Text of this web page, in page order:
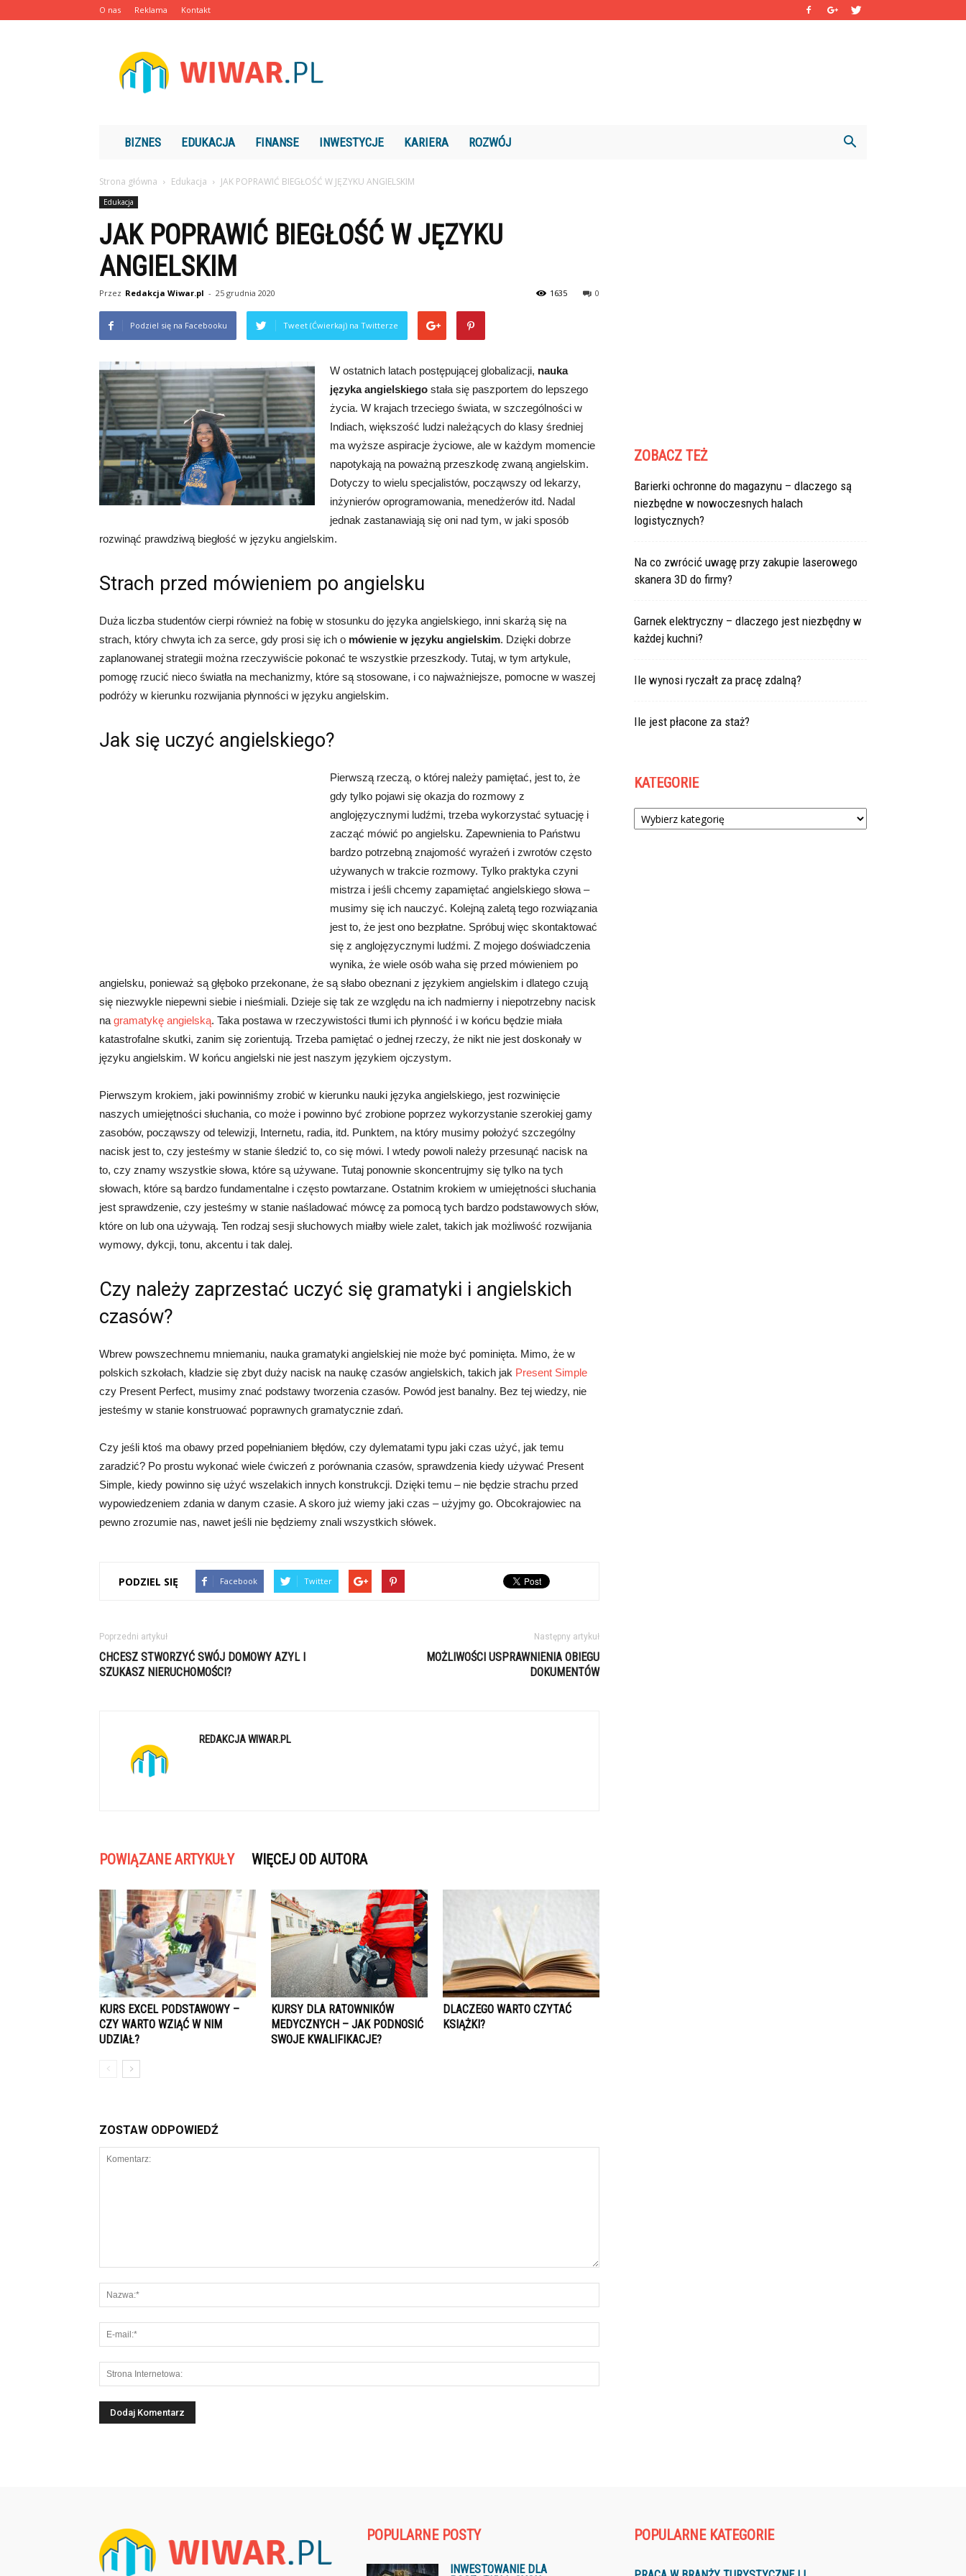
O nas Reklama Kontakt
BIZNES EDUKACJA FINANSE INWESTYCJE KARIERA ROZWÓJ
Strona główna Edukacja JAK POPRAWIĆ BIEGŁOŚĆ W JĘZYKU ANGIELSKIM
Edukacja
JAK POPRAWIĆ BIEGŁOŚĆ W JĘZYKU
ANGIELSKIM
Przez Redakcja Wiwar.pl - 25 grudnia 2020 0
1635
Podziel się na Facebooku Tweet (Ćwierkaj) na Twitterze
W ostatnich latach postępującej globalizacji, nauka
języka angielskiego stała się paszportem do lepszego
życia. W krajach trzeciego świata, w szczególności w
Indiach, większość ludzi należących do klasy średniej
ma wyższe aspiracje życiowe, ale w każdym momencie
napotykają na poważną przeszkodę zwaną angielskim.
Dotyczy to wielu specjalistów, począwszy od lekarzy,
inżynierów oprogramowania, menedżerów itd. Nadal
jednak zastanawiają się oni nad tym, w jaki sposób
rozwinąć prawdziwą biegłość w języku angielskim.
Strach przed mówieniem po angielsku
Duża liczba studentów cierpi również na fobię w stosunku do języka angielskiego, inni skarżą się na
strach, który chwyta ich za serce, gdy prosi się ich o mówienie w języku angielskim. Dzięki dobrze
zaplanowanej strategii można rzeczywiście pokonać te wszystkie przeszkody. Tutaj, w tym artykule,
pomogę rzucić nieco światła na mechanizmy, które są stosowane, i co najważniejsze, pomocne w waszej
podróży w kierunku rozwijania płynności w języku angielskim.
Jak się uczyć angielskiego?
Pierwszą rzeczą, o której należy pamiętać, jest to, że
gdy tylko pojawi się okazja do rozmowy z
anglojęzycznymi ludźmi, trzeba wykorzystać sytuację i
zacząć mówić po angielsku. Zapewnienia to Państwu
bardzo potrzebną znajomość wyrażeń i zwrotów często
używanych w trakcie rozmowy. Tylko praktyka czyni
mistrza i jeśli chcemy zapamiętać angielskiego słowa –
musimy się ich nauczyć. Kolejną zaletą tego rozwiązania
jest to, że jest ono bezpłatne. Spróbuj więc skontaktować
się z anglojęzycznymi ludźmi. Z mojego doświadczenia
wynika, że wiele osób waha się przed mówieniem po
angielsku, ponieważ są głęboko przekonane, że są słabo obeznani z językiem angielskim i dlatego czują
się niezwykle niepewni siebie i nieśmiali. Dzieje się tak ze względu na ich nadmierny i niepotrzebny nacisk
na gramatykę angielską. Taka postawa w rzeczywistości tłumi ich płynność i w końcu będzie miała
katastrofalne skutki, zanim się zorientują. Trzeba pamiętać o jednej rzeczy, że nikt nie jest doskonały w
języku angielskim. W końcu angielski nie jest naszym językiem ojczystym.
Pierwszym krokiem, jaki powinniśmy zrobić w kierunku nauki języka angielskiego, jest rozwinięcie
naszych umiejętności słuchania, co może i powinno być zrobione poprzez wykorzystanie szerokiej gamy
zasobów, począwszy od telewizji, Internetu, radia, itd. Punktem, na który musimy położyć szczególny
nacisk jest to, czy jesteśmy w stanie śledzić to, co się mówi. I wtedy powoli należy przesunąć nacisk na
to, czy znamy wszystkie słowa, które są używane. Tutaj ponownie skoncentrujmy się tylko na tych
słowach, które są bardzo fundamentalne i często powtarzane. Ostatnim krokiem w umiejętności słuchania
jest sprawdzenie, czy jesteśmy w stanie naśladować mówcę za pomocą tych bardzo podstawowych słów,
które on lub ona używają. Ten rodzaj sesji słuchowych miałby wiele zalet, takich jak możliwość rozwijania
wymowy, dykcji, tonu, akcentu i tak dalej.
Czy należy zaprzestać uczyć się gramatyki i angielskich
czasów?
Wbrew powszechnemu mniemaniu, nauka gramatyki angielskiej nie może być pominięta. Mimo, że w
polskich szkołach, kładzie się zbyt duży nacisk na naukę czasów angielskich, takich jak Present Simple
czy Present Perfect, musimy znać podstawy tworzenia czasów. Powód jest banalny. Bez tej wiedzy, nie
jesteśmy w stanie konstruować poprawnych gramatycznie zdań.
Czy jeśli ktoś ma obawy przed popełnianiem błędów, czy dylematami typu jaki czas użyć, jak temu
zaradzić? Po prostu wykonać wiele ćwiczeń z porównania czasów, sprawdzenia kiedy używać Present
Simple, kiedy powinno się użyć wszelakich innych konstrukcji. Dzięki temu – nie będzie strachu przed
wypowiedzeniem zdania w danym czasie. A skoro już wiemy jaki czas – użyjmy go. Obcokrajowiec na
pewno zrozumie nas, nawet jeśli nie będziemy znali wszystkich słówek.
PODZIEL SIĘ Facebook Twitter
Poprzedni artykuł
CHCESZ STWORZYĆ SWÓJ DOMOWY AZYL I
SZUKASZ NIERUCHOMOŚCI?
Następny artykuł
MOŻLIWOŚCI USPRAWNIENIA OBIEGU
DOKUMENTÓW
REDAKCJA WIWAR.PL
POWIĄZANE ARTYKUŁY WIĘCEJ OD AUTORA
KURS EXCEL PODSTAWOWY –
CZY WARTO WZIĄĆ W NIM
UDZIAŁ?
KURSY DLA RATOWNIKÓW
MEDYCZNYCH – JAK PODNOSIĆ
SWOJE KWALIFIKACJE?
DLACZEGO WARTO CZYTAĆ
KSIĄŻKI?
ZOSTAW ODPOWIEDŹ
ZOBACZ TEŻ
Barierki ochronne do magazynu – dlaczego są
niezbędne w nowoczesnych halach
logistycznych?
Na co zwrócić uwagę przy zakupie laserowego
skanera 3D do firmy?
Garnek elektryczny – dlaczego jest niezbędny w
każdej kuchni?
Ile wynosi ryczałt za pracę zdalną?
Ile jest płacone za staż?
KATEGORIE
Kategorie
POPULARNE POSTY
INWESTOWANIE DLA
POPULARNE KATEGORIE